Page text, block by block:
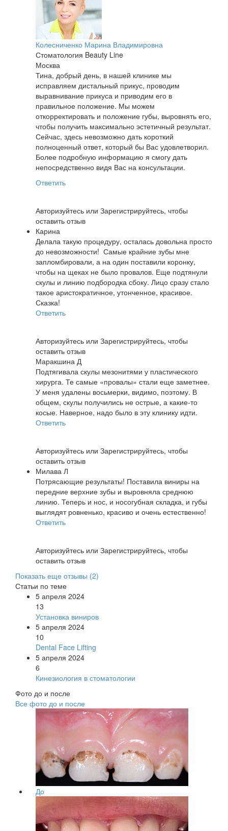
Колесниченко Марина Владимировна
Стоматология Beauty Line
Москва
Тина, добрый день, в нашей клинике мы
исправляем дистальный прикус, проводим
выравнивание прикуса и приводим его в
правильное положение. Мы можем
откорректировать и положение губы, выровнять его,
чтобы получить максимально эстетичный результат.
Сейчас, здесь невозможно дать короткий
полноценный ответ, который бы Вас удовлетворил.
Более подробную информацию я смогу дать
непосредственно видя Вас на консультации.
Ответить
Авторизуйтесь или Зарегистрируйтесь, чтобы
оставить отзыв
Карина
Делала такую процедуру, осталась довольна просто
до невозможности! Самые крайние зубы мне
запломбировали, а на один поставили коронку,
чтобы на щеках не было провалов. Еще подтянули
скулы и линию подбородка сбоку. Лицо сразу стало
такое аристократичное, утонченное, красивое.
Сказка!
Ответить
Авторизуйтесь или Зарегистрируйтесь, чтобы
оставить отзыв
Маракшина Д
Подтягивала скулы мезонитями у пластического
хирурга. Те самые «провалы» стали еще заметнее.
У меня удалены восьмерки, видимо, поэтому. В
общем, скулы получились не острые, а какие-то
косые. Наверное, надо было в эту клинику идти.
Ответить
Авторизуйтесь или Зарегистрируйтесь, чтобы
оставить отзыв
Милава Л
Потрясающие результаты! Поставила виниры на
передние верхние зубы и выровняла среднюю
линию. Теперь и нос, и носогубная складка, и губы
выглядят ровненько, красиво и очень естественно!
Ответить
Авторизуйтесь или Зарегистрируйтесь, чтобы
оставить отзыв
Показать еще отзывы (2)
Статьи по теме
5 апреля 2024
13
Установка виниров
5 апреля 2024
10
Dental Face Lifting
5 апреля 2024
6
Кинезиология в стоматологии
Фото до и после
Все фото до и после
До